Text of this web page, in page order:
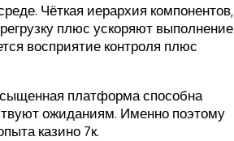
Чёткая иерархия компонентов,
плюс ускоряют выполнение
восприятие контроля плюс
платформа способна
ожиданиям. Именно поэтому
казино 7к.